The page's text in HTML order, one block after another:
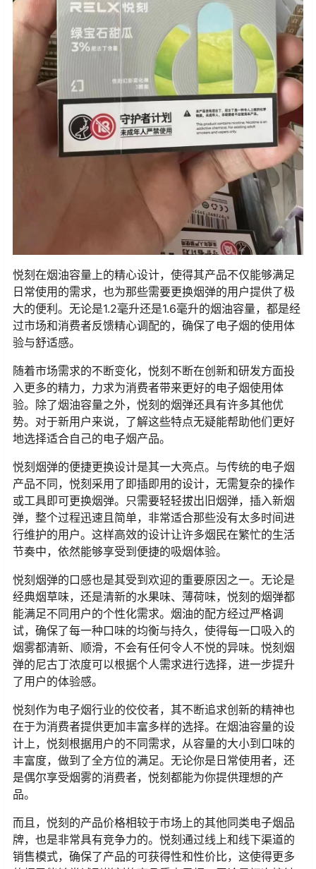
悦刻在烟油容量上的精心设计，使得其产品不仅能够满足
日常使用的需求，也为那些需要更换烟弹的用户提供了极
大的便利。无论是1.2毫升还是1.6毫升的烟油容量，都是经
过市场和消费者反馈精心调配的，确保了电子烟的使用体
验与舒适感。
随着市场需求的不断变化，悦刻不断在创新和研发方面投
入更多的精力，力求为消费者带来更好的电子烟使用体
验。除了烟油容量之外，悦刻的烟弹还具有许多其他优
势。对于新用户来说，了解这些特点无疑能帮助他们更好
地选择适合自己的电子烟产品。
悦刻烟弹的便捷更换设计是其一大亮点。与传统的电子烟
产品不同，悦刻采用了即插即用的设计，无需复杂的操作
或工具即可更换烟弹。只需要轻轻拔出旧烟弹，插入新烟
弹，整个过程迅速且简单，非常适合那些没有太多时间进
行维护的用户。这样高效的设计让许多烟民在繁忙的生活
节奏中，依然能够享受到便捷的吸烟体验。
悦刻烟弹的口感也是其受到欢迎的重要原因之一。无论是
经典烟草味，还是清新的水果味、薄荷味，悦刻的烟弹都
能满足不同用户的个性化需求。烟油的配方经过严格调
试，确保了每一种口味的均衡与持久，使得每一口吸入的
烟雾都清新、顺滑，不会有任何令人不悦的异味。悦刻烟
弹的尼古丁浓度可以根据个人需求进行选择，进一步提升
了用户的体验感。
悦刻作为电子烟行业的佼佼者，其不断追求创新的精神也
在于为消费者提供更加丰富多样的选择。在烟油容量的设
计上，悦刻根据用户的不同需求，从容量的大小到口味的
丰富度，做到了全方位的满足。无论你是日常使用者，还
是偶尔享受烟雾的消费者，悦刻都能为你提供理想的产
品。
而且，悦刻的产品价格相较于市场上的其他同类电子烟品
牌，也是非常具有竞争力的。悦刻通过线上和线下渠道的
销售模式，确保了产品的可获得性和性价比，这使得更多